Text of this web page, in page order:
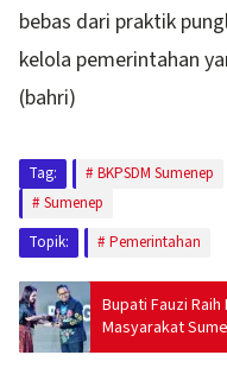
bebas dari praktik
kelola pemerintahan
(bahri)
Tag: BKPSDM Sumenep
Sumenep
Topik:
Pemerintahan
Bupati Fauzi
Masyarakat